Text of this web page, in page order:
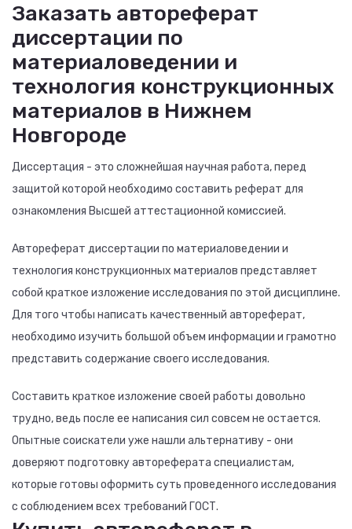
Заказать автореферат
диссертации по
материаловедении и
технология конструкционных
материалов в Нижнем
Новгороде
Диссертация - это сложнейшая научная работа, перед
защитой которой необходимо составить реферат для
ознакомления Высшей аттестационной комиссией.
Автореферат диссертации по материаловедении и
технология конструкционных материалов представляет
собой краткое изложение исследования по этой дисциплине.
Для того чтобы написать качественный автореферат,
необходимо изучить большой объем информации и грамотно
представить содержание своего исследования.
Составить краткое изложение своей работы довольно
трудно, ведь после ее написания сил совсем не остается.
Опытные соискатели уже нашли альтернативу - они
доверяют подготовку автореферата специалистам,
которые готовы оформить суть проведенного исследования
с соблюдением всех требований ГОСТ.